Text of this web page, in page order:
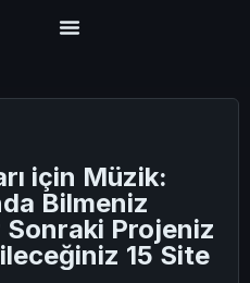
için Müzik:
Bilmeniz
Projeniz
15 Site